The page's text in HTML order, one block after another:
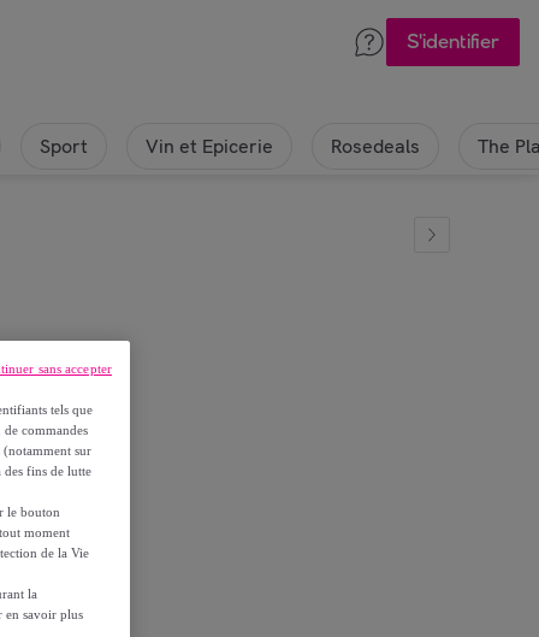
S'identifier
Sport Vin et Epicerie Rosedeals The
tels que
commandes
(notamment sur
des fins de lutte
le bouton
moment
de la Vie
la
en savoir plus
sans accepter